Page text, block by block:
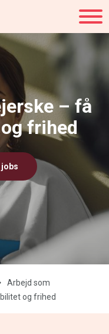
– få
frihed
jobs
Arbejd som
og frihed